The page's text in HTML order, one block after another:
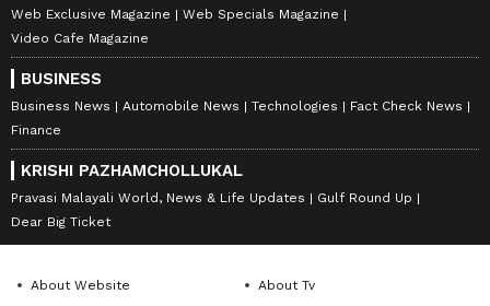
Web Exclusive Magazine
Web Specials Magazine
Video Cafe Magazine
BUSINESS
Business News Automobile News Technologies
Fact Check News
Finance
KRISHI PAZHAMCHOLLUKAL
Pravasi Malayali World, News & Life Updates
Gulf Round Up
Dear Big Ticket
About Website About Tv